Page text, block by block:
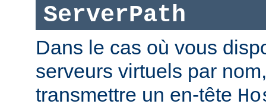
ServerPath
Dans le cas où vous
serveurs virtuels par
transmettre un en-tête